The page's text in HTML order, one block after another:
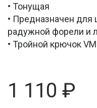
• Тонущая
• Предназначен для
радужной форели и
• Тройной крючок
1 110 ₽